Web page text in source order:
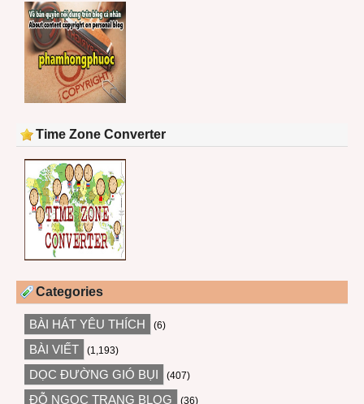
Time Zone Converter
Categories
BÀI HÁT YÊU THÍCH (6)
BÀI VIẾT (1,193)
DỌC ĐƯỜNG GIÓ BỤI (407)
ĐỖ NGỌC TRANG BLOG (36)